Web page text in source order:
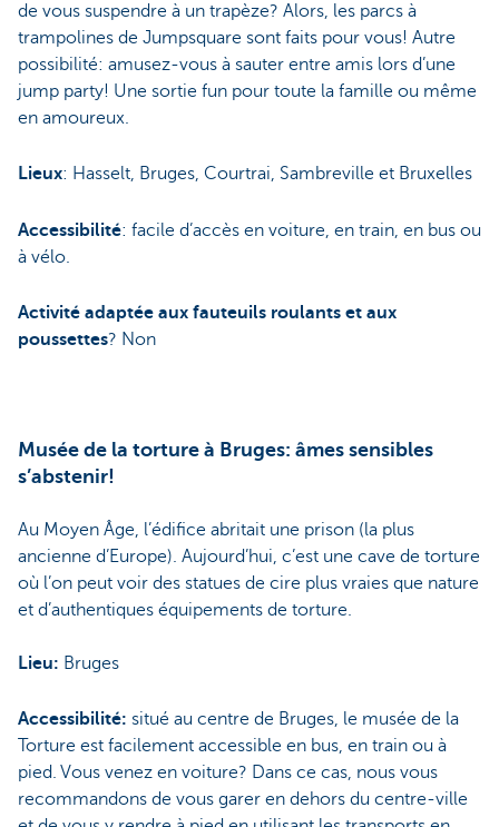
de vous suspendre à un trapèze? Alors, les parcs à
trampolines de Jumpsquare sont faits pour vous! Autre
possibilité: amusez-vous à sauter entre amis lors d’une
jump party! Une sortie fun pour toute la famille ou même
en amoureux.
Lieux: Hasselt, Bruges, Courtrai, Sambreville et Bruxelles
Accessibilité: facile d’accès en voiture, en train, en bus ou
à vélo.
Activité adaptée aux fauteuils roulants et aux
poussettes? Non
Musée de la torture à Bruges: âmes sensibles
s’abstenir!
Au Moyen Âge, l’édifice abritait une prison (la plus
ancienne d’Europe). Aujourd’hui, c’est une cave de torture
où l’on peut voir des statues de cire plus vraies que nature
et d’authentiques équipements de torture.
Lieu: Bruges
Accessibilité: situé au centre de Bruges, le musée de la
Torture est facilement accessible en bus, en train ou à
pied. Vous venez en voiture? Dans ce cas, nous vous
recommandons de vous garer en dehors du centre-ville